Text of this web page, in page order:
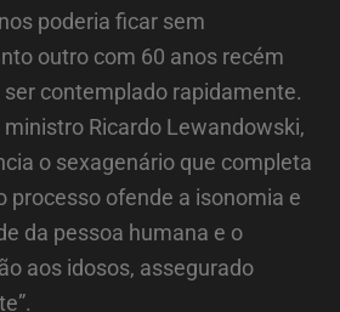
poderia ficar sem
outro com 60 anos recém
contemplado rapidamente.
Ricardo Lewandowski,
o sexagenário que completa
processo ofende a isonomia e
da pessoa humana e o
aos idosos, assegurado